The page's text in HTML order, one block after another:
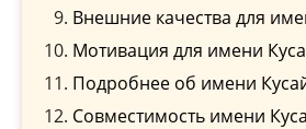
Внешние качества для
Мотивация для имени
Подробнее об имени
Совместимость имени